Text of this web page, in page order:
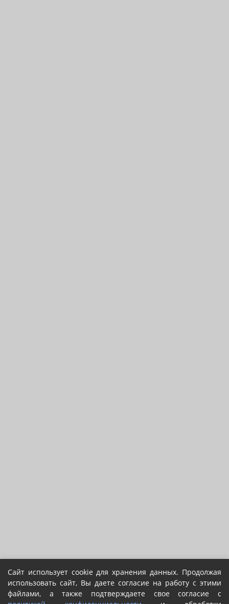
Сайт использует cookie для хранения данных. Продолжая
использовать сайт, Вы даете согласие на работу с этими
файлами, а также подтверждаете свое согласие с